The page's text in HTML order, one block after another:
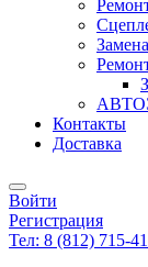
Контакты
Доставка
Войти
Регистрация
Тел: 8 (812) 715-